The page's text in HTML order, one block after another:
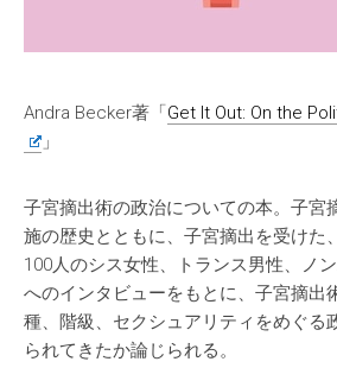
Andra Becker著「Get It Out: On the
」
子宮摘出術の政治についての本。子宮
施の歴史とともに、子宮摘出を受けた
100人のシス女性、トランス男性、ノ
へのインタビューをもとに、子宮摘出
種、階級、セクシュアリティをめぐる
られてきたか論じられる。